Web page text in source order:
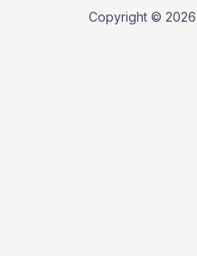
Copyright © 2026